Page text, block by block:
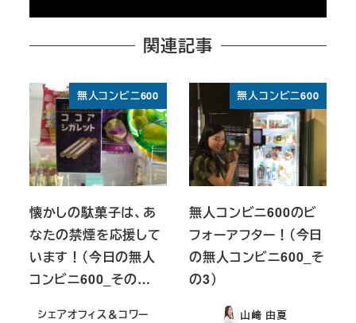
関連記事
無人コンビニ600
懐かしの駄菓子は、あ
なたの禁煙を応援して
います！（今日の無人
コンビニ600_その…
シェアオフィス＆コワー
無人コンビニ600
無人コンビニ600のビ
フォーアフター！（今日
の無人コンビニ600_そ
の3）
山﨑 由夏